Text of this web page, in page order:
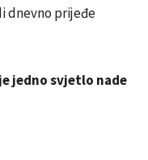
dnevno prijeđe
jedno svjetlo nade